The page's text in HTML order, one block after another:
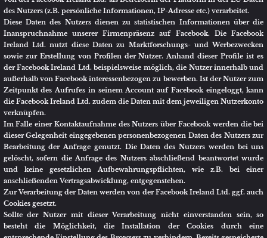
stattfindet.
Dies sind zunächst Daten wie IP-Adresse, Datum, Uhrzeit und besuchte
Seite. Ist der Nutzer währenddessen in seinem Benutzerkonto des jeweiligen
Netzwerks eingeloggt, kann der Netzwerk-Betreiber ggf. die gesammelten
Informationen des konkreten Besuchs des Nutzers dem persönlichen
Account des Nutzers zuordnen. Interagiert der Nutzer über einen „Teilen“-
Button des jeweiligen Netzwerks, können diese Informationen in dem
persönlichen Benutzerkonto des Nutzers gespeichert und ggf. veröffentlicht
werden. Will der Nutzer verhindern, dass die gesammelten Informationen
unmittelbar seinem Benutzerkonto zugeordnet werden, muss er sich vor
dem Anklicken der Grafik ausloggen. Zudem besteht die Möglichkeit, das
jeweilige Benutzerkonto entsprechend zu konfigurieren.
Folgende soziale Netzwerke werden in unsere Seite durch Verlinkung
eingebunden:
facebook
Facebook Ireland Limited, 4 Grand Canal Square, Dublin 2, Ireland, ein
Tochterunternehmen der Facebook Inc., 1601 S. California Ave., Palo Alto,
CA 94304, USA.
Datenschutzerklärung: https://www.facebook.com/policy.php
Instagram
Facebook Ireland Limited, 4 Grand Canal Square, Dublin 2, Ireland, ein
Tochterunternehmen der Facebook Inc., 1601 S. California Ave., Palo Alto,
CA 94304, USA.
Datenschutzerklärung:
Muster-Datenschutzerklärung derAnwaltskanzlei Weiß & Partner